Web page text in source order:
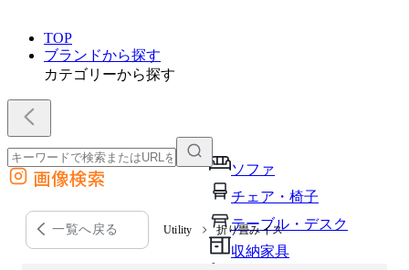
TOP
ブランドから探す
カテゴリーから探す
ソファ
チェア・椅子
テーブル・デスク
収納家具
外部サイトの商品をカートに追加
他のサイトで見つけた商品ページのURLを貼り付けて、カートに追加できます
画像検索
一覧へ戻る Utility 折り畳みイス